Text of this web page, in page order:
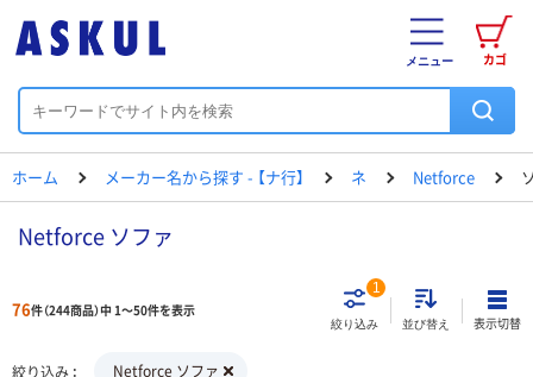
カゴ
メニュー
ホーム メーカー名から探す - 【ナ行】 ネ Netforce
Netforce ソファ
76件（244商品）中 1～50件を表示
絞り込み
1
並び替え 表示切替
絞り込み Netforce ソファ